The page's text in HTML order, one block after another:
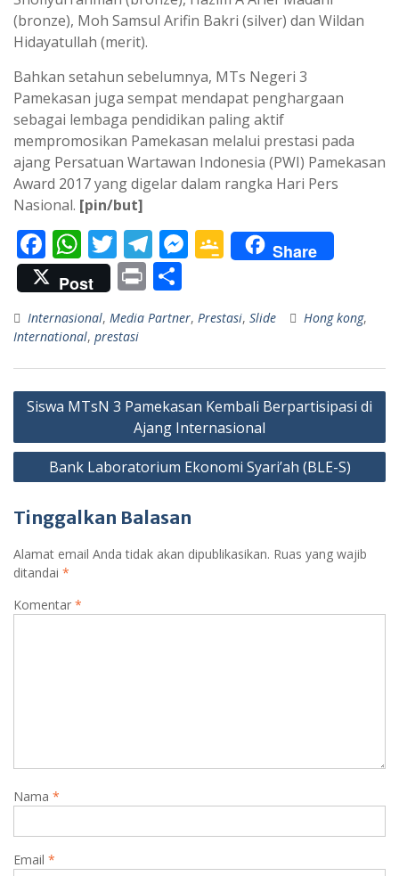
(bronze), Moh Samsul Arifin Bakri (silver) dan Wildan
Hidayatullah (merit).
Bahkan setahun sebelumnya, MTs Negeri 3
Pamekasan juga sempat mendapat penghargaan
sebagai lembaga pendidikan paling aktif
mempromosikan Pamekasan melalui prestasi pada
ajang Persatuan Wartawan Indonesia (PWI) Pamekasan
Award 2017 yang digelar dalam rangka Hari Pers
Nasional. [pin/but]
F
ac
e
b
o
o
k
W
h
at
s
A
p
p
T
w
itt
er
T
el
e
gr
a
m
M
e
n
g
er
G
o
gl
e
Cl
as
sr
o
Share
Post
Pr
in
t ar
e
Internasional, Media Partner, Prestasi, Slide Hong kong,
International, prestasi
Navigasi
Siswa MTsN 3 Pamekasan Kembali Berpartisipasi di
Ajang Internasional
Bank Laboratorium Ekonomi Syari’ah (BLE-S)
Tinggalkan Balasan
Alamat email Anda tidak akan dipublikasikan. Ruas yang wajib
ditandai *
Komentar *
Nama *
Email *